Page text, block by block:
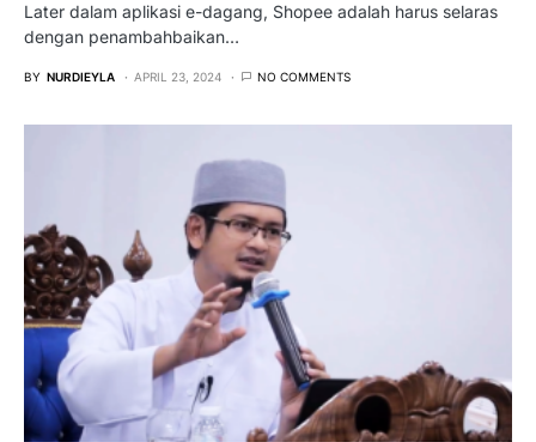
Later dalam aplikasi e-dagang, Shopee adalah harus selaras
dengan penambahbaikan…
BY NURDIEYLA APRIL 23, 2024 NO COMMENTS